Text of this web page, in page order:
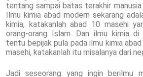
tentang sampai batas terakhir manusia
Ilmu kimia abad modern sekarang
kimia, katakanlah abad 10 masehi
orang-orang Islam. Dan ilmu kimia
tentu bepijak pula pada ilmu kimia
masehi, katakanlah itu misalanya dari
Jadi seseorang yang ingin berilmu